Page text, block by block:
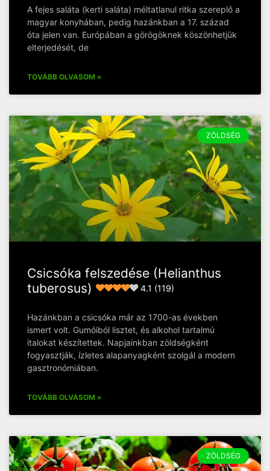
A fejes saláta (kerti saláta) méltatlanul ritka szereplő a
magyar konyhában, pedig hazánkban a 17. század
óta jelen van. Európában a görögöknek köszönhetjük
elterjedését, de
TOVÁBB OLVASOM »
ZÖLDSÉG
Csicsóka felszedése (Helianthus
tuberosus)
4.1 (119)
Hazánkban a csicsóka már az 1700-as években
ismert volt. Gumóiból lisztet, és alkohol tartalmú
italokat készítettek. Napjainkban zöldségként
fogyasztják, ízletes alapanyagként szolgál a modern
gasztronómiában.
TOVÁBB OLVASOM »
ZÖLDSÉG